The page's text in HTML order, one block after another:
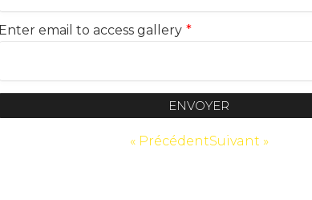
Enter email to access gallery *
ENVOYER
« PrécédentSuivant »